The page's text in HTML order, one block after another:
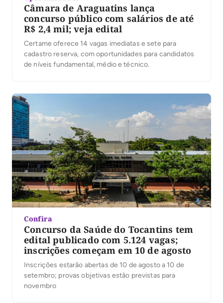
Câmara de Araguatins lança
concurso público com salários de até
R$ 2,4 mil; veja edital
Certame oferece 14 vagas imediatas e sete para
cadastro reserva, com oportunidades para candidatos
de níveis fundamental, médio e técnico.
Confira
Concurso da Saúde do Tocantins tem
edital publicado com 5.124 vagas;
inscrições começam em 10 de agosto
Inscrições estarão abertas de 10 de agosto a 10 de
setembro; provas objetivas estão previstas para
novembro